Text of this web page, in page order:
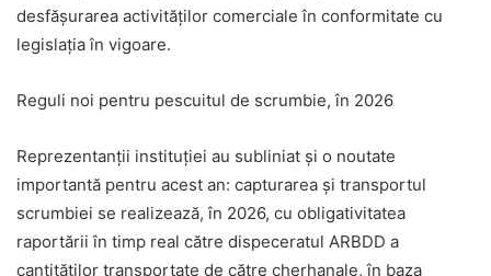
desfășurarea activităților comerciale în conformitate cu
legislația în vigoare.
Reguli noi pentru pescuitul de scrumbie, în 2026
Reprezentanții instituției au subliniat și o noutate
importantă pentru acest an: capturarea și transportul
scrumbiei se realizează, în 2026, cu obligativitatea
raportării în timp real către dispeceratul ARBDD a
cantităților transportate de către cherhanale, în baza